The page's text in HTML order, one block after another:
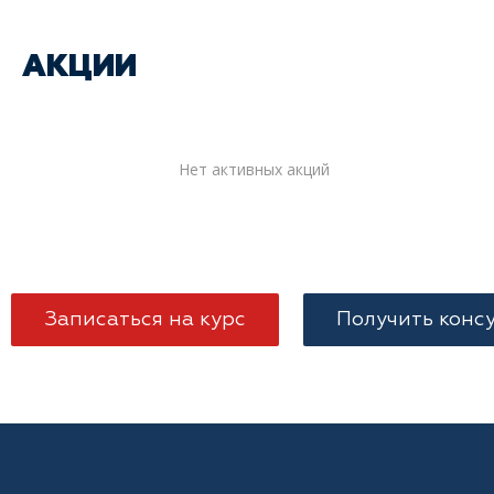
АКЦИИ
Нет активных акций
Записаться на курс Получить